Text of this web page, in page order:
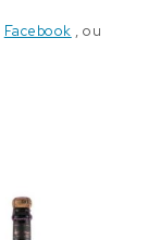
Facebook , ou